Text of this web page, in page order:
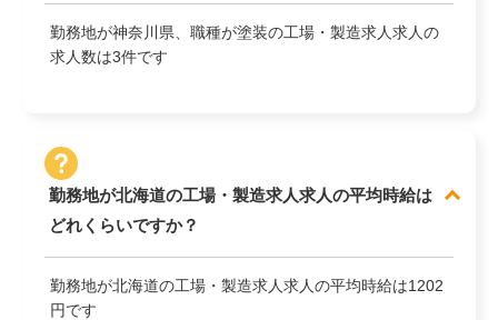
勤務地が神奈川県、職種が塗装の工場・製造求人求人の
求人数は3件です
勤務地が北海道の工場・製造求人求人の平均時給は
どれくらいですか？
勤務地が北海道の工場・製造求人求人の平均時給は1202
円です